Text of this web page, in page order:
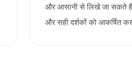
और आसानी से लिखे जा सकते
और सही दर्शकों को आकर्षित